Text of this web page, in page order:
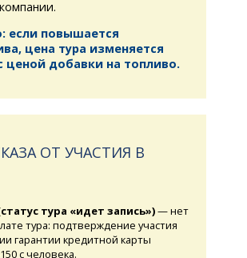
если повышается
цена тура изменяется
ценой добавки на топливо.
ОТ УЧАСТИЯ В
тура «идет запись»)— нет
тура: подтверждение участия
гарантии кредитной карты
с человека.